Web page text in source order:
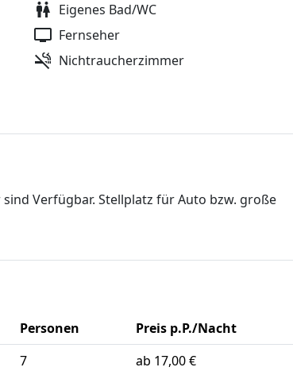
Eigenes Bad/WC
Fernseher
Nichtraucherzimmer
Verfügbar. Stellplatz für Auto bzw. große
Personen
Preis p.P./Nacht
7
ab 17,00 €